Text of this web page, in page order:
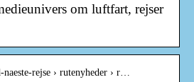
om luftfart, rejser
rejse › rutenyheder › r…